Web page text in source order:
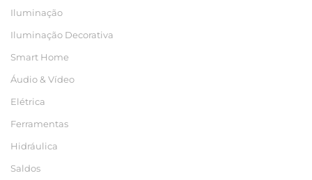
Iluminação
Iluminação Decorativa
Smart Home
Áudio & Vídeo
Elétrica
Ferramentas
Hidráulica
Saldos